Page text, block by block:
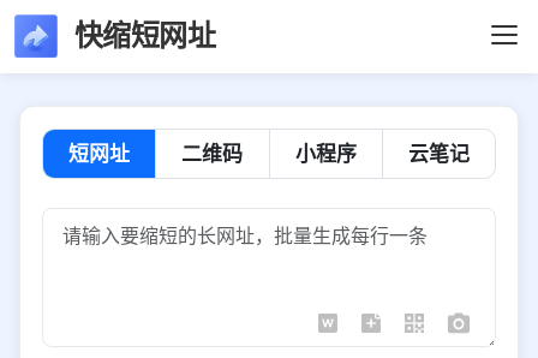
快缩短网址
短网址 二维码 小程序 云笔记